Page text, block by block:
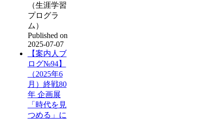
（生涯学習
プログラ
ム）
Published on
2025-07-07
【案内人ブ
ログ№94】
（2025年6
月）終戦80
年 企画展
「時代を見
つめる」に